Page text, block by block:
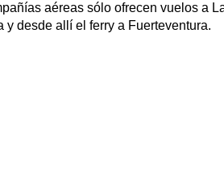
aéreas sólo ofrecen vuelos a
y desde allí el ferry a Fuerteventura.